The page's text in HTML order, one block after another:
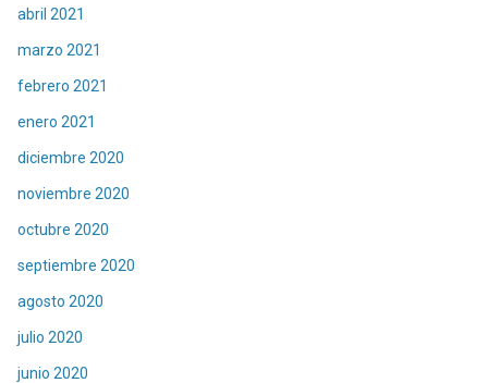
abril 2021
marzo 2021
febrero 2021
enero 2021
diciembre 2020
noviembre 2020
octubre 2020
septiembre 2020
agosto 2020
julio 2020
junio 2020